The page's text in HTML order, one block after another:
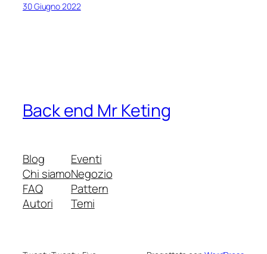
30 Giugno 2022
Back end Mr Keting
Blog
Chi siamo
FAQ
Autori
Eventi
Negozio
Pattern
Temi